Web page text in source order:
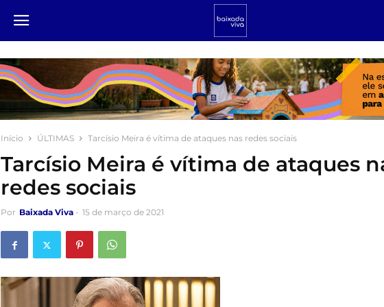
Início ÚLTIMAS Tarcísio Meira é vítima de ataques nas redes sociais
Tarcísio Meira é vítima de ataques
redes sociais
Por Baixada Viva - 15 de março de 2021